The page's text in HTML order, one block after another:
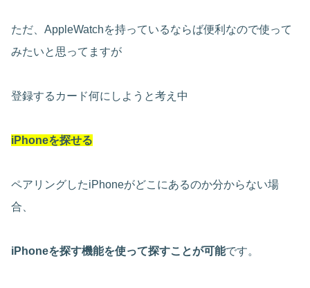
ただ、AppleWatchを持っているならば便利なので使って
みたいと思ってますが
登録するカード何にしようと考え中
iPhoneを探せる
ペアリングしたiPhoneがどこにあるのか分からない場
合、
iPhoneを探す機能を使って探すことが可能です。